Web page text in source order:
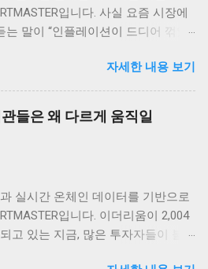
관계도 함께 살펴볼게요. 금값과
반비례 관계가 아니다 많은 사람
이야기예요. 실제로 금은 인플레이
서 동시에 달러 강세에 민감하게
값이 떨어지는 이유는 경제가 좋아
이 급등했죠. 경제가 회복되면서가
통화정책이 완화되면서 말이에요. 현
USD를 기록하고 있는 것도 같
. 디지털 자산과 금 모두 통화정책 변
입니다. 사실 요즘 시장에
는 말이 “인플레이션이 드디어 꺾였
인 투자자들은 안도하고 있는데, 정
가들은 여전히 긴장의 끈을 놓지
왜 그럴까요? 오늘은 숫자 뒤에 숨어
기를 풀어보겠습니다. 미국 PPI 2.6%,
게 있어요. PPI는 생산자 단계의 물
는 선행지표이긴 하지만, 실제 소
는 과정에서는 여러 변수가 작용하
자세한 내용 보기
들은 왜 다르게 움직일
실시간 온체인 데이터를 기반으로
입니다. 이더리움이 2,004
고 있는 지금, 많은 투자자들이 불